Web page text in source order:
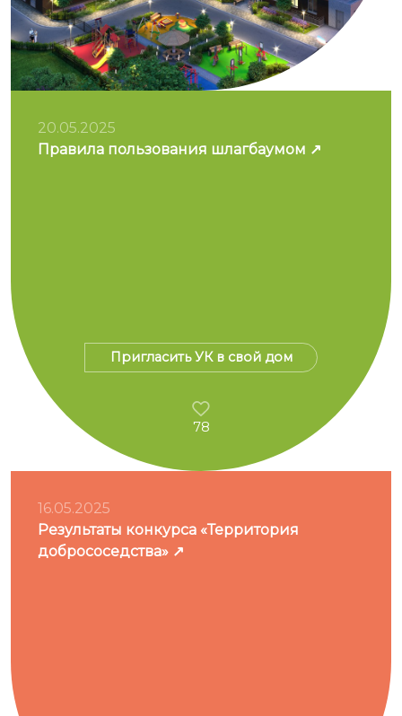
20.05.2025
Правила пользования шлагбаумом
Пригласить УК в свой дом
78
16.05.2025
Результаты конкурса «Территория
добрососедства»